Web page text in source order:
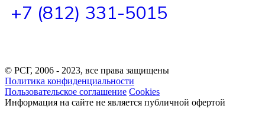
+7 (812) 331-5015
© РСГ, 2006 - 2023, все права защищены
Политика конфиденциальности
Пользовательское соглашение Cookies
Информация на сайте не является публичной офертой